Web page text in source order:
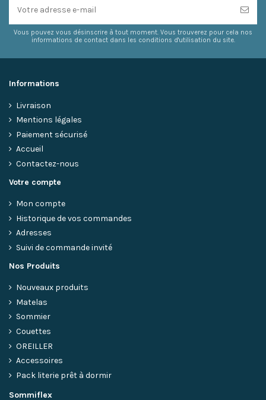
Vous pouvez vous désinscrire à tout moment. Vous trouverez pour cela nos
informations de contact dans les conditions d'utilisation du site.
Informations
Livraison
Mentions légales
Paiement sécurisé
Accueil
Contactez-nous
Votre compte
Mon compte
Historique de vos commandes
Adresses
Suivi de commande invité
Nos Produits
Nouveaux produits
Matelas
Sommier
Couettes
OREILLER
Accessoires
Pack literie prêt à dormir
Sommiflex